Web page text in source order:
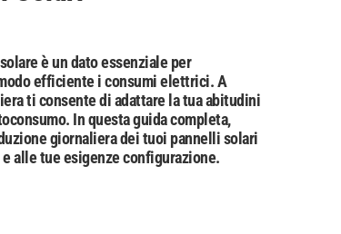
è un dato essenziale per
efficiente i consumi elettrici. A
ti consente di adattare la tua abitudini
In questa guida completa,
giornaliera dei tuoi pannelli solari
alle tue esigenze configurazione.